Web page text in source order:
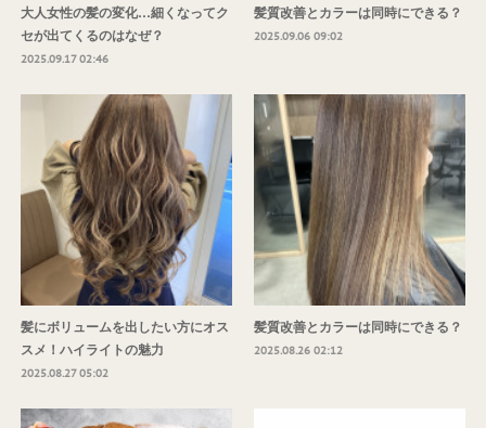
大人女性の髪の変化…細くなってク
セが出てくるのはなぜ？
2025.09.17 02:46
髪質改善とカラーは同時にできる？
2025.09.06 09:02
髪にボリュームを出したい方にオス
スメ！ハイライトの魅力
2025.08.27 05:02
髪質改善とカラーは同時にできる？
2025.08.26 02:12